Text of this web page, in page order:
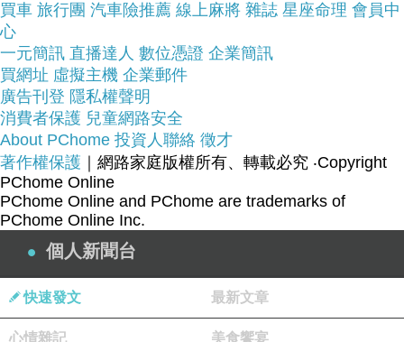
內建SPRINT8無氧肌力訓練
10吋全彩LCD螢幕
11kg 專業級飛輪
商用級剛性結構，強韌安穩
買車 旅行團 汽車險推薦 線上麻將 雜誌 星座命理 會員中
心
一元簡訊 直播達人 數位憑證 企業簡訊
買網址 虛擬主機 企業郵件
廣告刊登 隱私權聲明
消費者保護 兒童網路安全
About PChome 投資人聯絡 徵才
著作權保護 ｜網路家庭版權所有、轉載必究 ‧Copyright
PChome Online
PChome Online and PChome are trademarks of
PChome Online Inc.
個人新聞台
快速發文 最新文章
心情雜記 美食饗宴